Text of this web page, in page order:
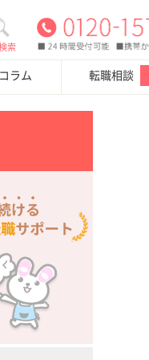
索
ラム 転職相談